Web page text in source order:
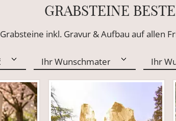
GRABSTEINE
Grabsteine inkl. Gravur & Aufbau auf allen